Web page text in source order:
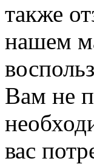
также
нашем
Вам не
вас